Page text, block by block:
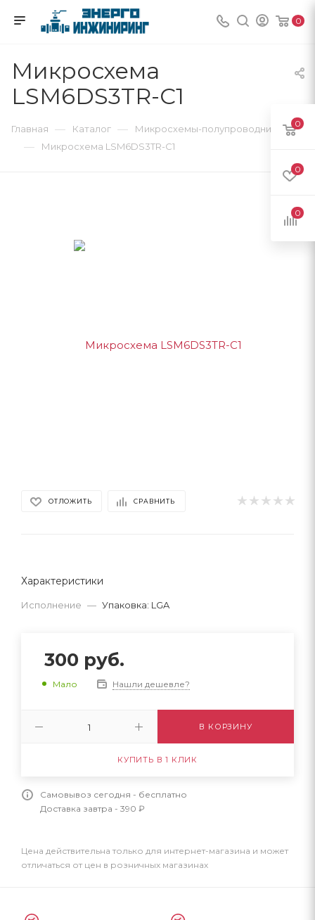
0
Микросхема
LSM6DS3TR-C1
Главная — Каталог — Микросхемы-полупроводники
— Микросхема LSM6DS3TR-C1
ОТЛОЖИТЬ СРАВНИТЬ
Характеристики
Исполнение — Упаковка: LGA
300 руб.
Мало Нашли дешевле?
В КОРЗИНУ
КУПИТЬ В 1 КЛИК
Самовывоз сегодня - бесплатно
Доставка завтра - 390 ₽
Цена действительна только для интернет-магазина и может
отличаться от цен в розничных магазинах
0
0
0